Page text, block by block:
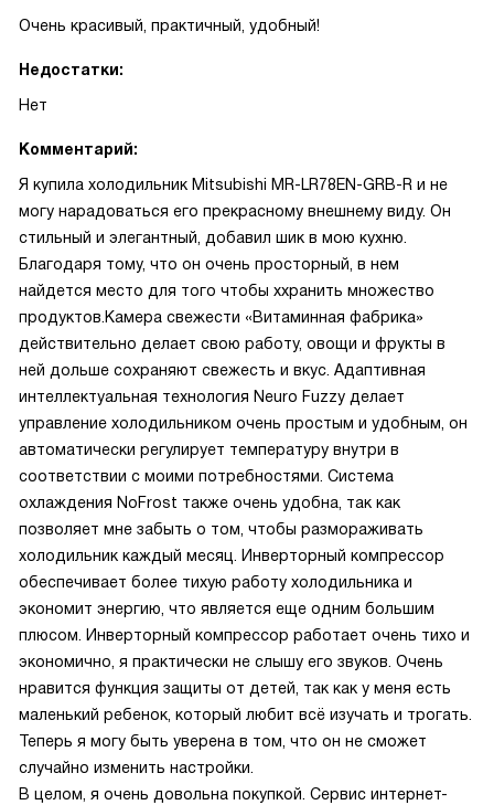
Очень красивый, практичный, удобный!
Недостатки:
Нет
Комментарий:
Я купила холодильник Mitsubishi MR-LR78EN-GRB-R и не
могу нарадоваться его прекрасному внешнему виду. Он
стильный и элегантный, добавил шик в мою кухню.
Благодаря тому, что он очень просторный, в нем
найдется место для того чтобы ххранить множество
продуктов.Камера свежести «Витаминная фабрика»
действительно делает свою работу, овощи и фрукты в
ней дольше сохраняют свежесть и вкус. Адаптивная
интеллектуальная технология Neuro Fuzzy делает
управление холодильником очень простым и удобным, он
автоматически регулирует температуру внутри в
соответствии с моими потребностями. Система
охлаждения NoFrost также очень удобна, так как
позволяет мне забыть о том, чтобы размораживать
холодильник каждый месяц. Инверторный компрессор
обеспечивает более тихую работу холодильника и
экономит энергию, что является еще одним большим
плюсом. Инверторный компрессор работает очень тихо и
экономично, я практически не слышу его звуков. Очень
нравится функция защиты от детей, так как у меня есть
маленький ребенок, который любит всё изучать и трогать.
Теперь я могу быть уверена в том, что он не сможет
случайно изменить настройки.
В целом, я очень довольна покупкой. Сервис интернет-